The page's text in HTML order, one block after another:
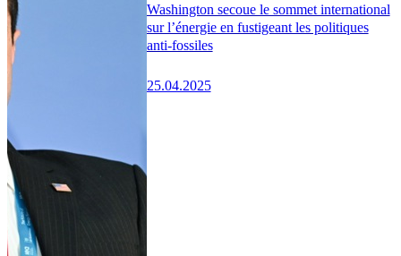
Washington secoue le sommet international
sur l’énergie en fustigeant les politiques
anti-fossiles
25.04.2025